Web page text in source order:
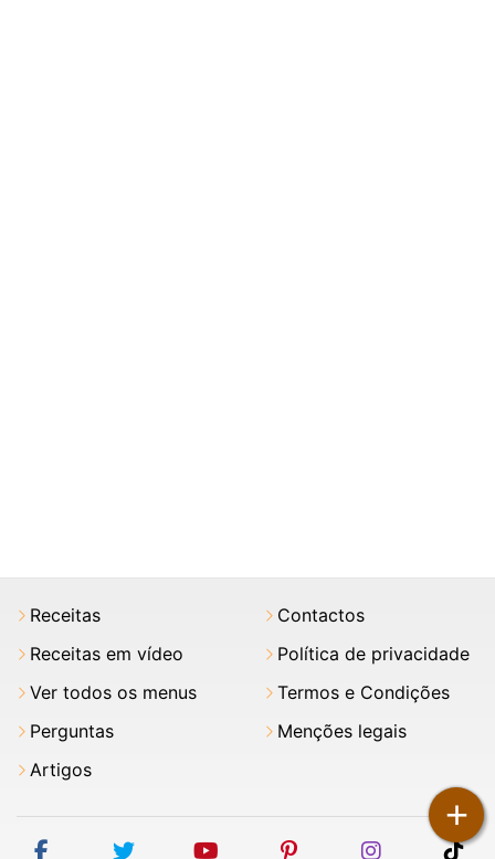
+
Receitas
Receitas em vídeo
Ver todos os menus
Perguntas
Artigos
Contactos
Política de privacidade
Termos e Condições
Menções legais
facebooktwitter youtubepinterestinstagram